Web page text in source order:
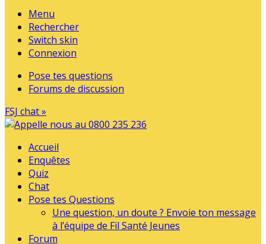
Menu
Rechercher
Switch skin
Connexion
Pose tes questions
Forums de discussion
FSJ chat »
Accueil
Enquêtes
Quiz
Chat
Pose tes Questions
Une question, un doute ? Envoie ton message
à l’équipe de Fil Santé Jeunes
Forum